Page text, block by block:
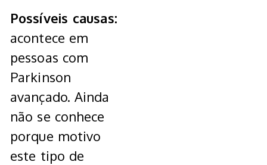
Possíveis causas:
acontece em
pessoas com
Parkinson
avançado. Ainda
não se conhece
porque motivo
este tipo de